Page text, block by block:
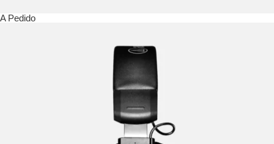
A Pedido